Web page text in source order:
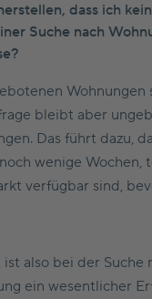
dass ich
Suche nach
Wohnungen
bleibt aber
Das führt dazu,
wenige Wochen,
verfügbar sind,
also bei der Suche
ein wesentlicher